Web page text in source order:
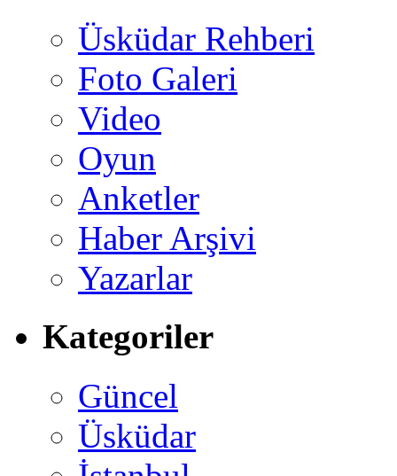
Üsküdar Rehberi
Foto Galeri
Video
Oyun
Anketler
Haber Arşivi
Yazarlar
Kategoriler
Güncel
Üsküdar